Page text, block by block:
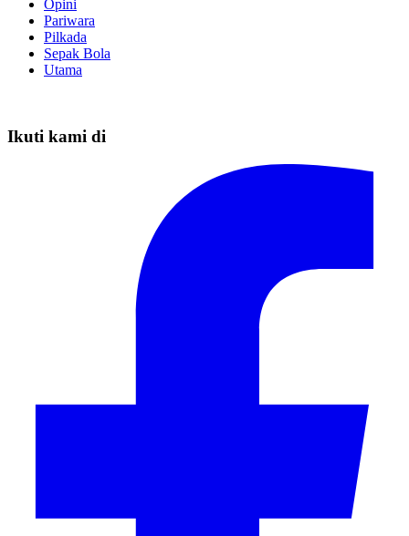
Opini
Pariwara
Pilkada
Sepak Bola
Utama
Ikuti kami di